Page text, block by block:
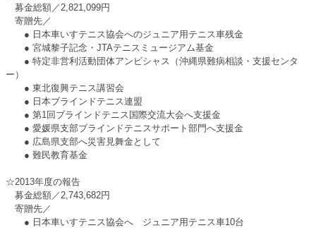
募金総額／2,821,099円
寄贈先／
● 日本車いすテニス協会へのジュニア用テニス車残金
● 宮城黎子記念・JTAテニスミュージアム基金
● 特定非営利活動団体アンビシャス（沖縄県難病相談・支援センタ
ー）
● 東北復興テニス講習会
● 日本ブラインドテニス連盟
● 第1回ブラインドテニス国際交流大会へ支援金
● 愛媛県支部ブラインドテニスサポート部門へ支援金
● 広島県支部へ災害見舞金として
● 難民教育基金
☆2013年度の報告
募金総額／2,743,682円
寄贈先／
● 日本車いすテニス協会へ ジュニア用テニス車10台